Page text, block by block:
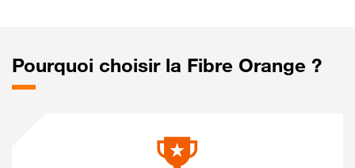
Pourquoi choisir la Fibre Orange ?